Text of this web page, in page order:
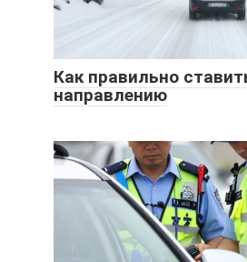
Как правильно
направлению